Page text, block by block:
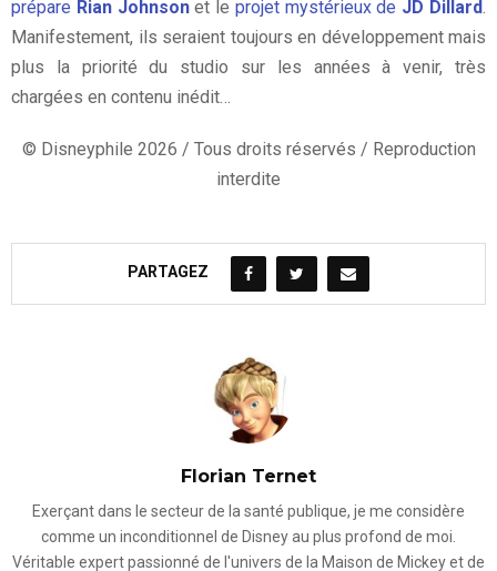
prépare Rian Johnsonet le projet mystérieux de JD Dillard
Manifestement, ils seraient toujours en développement mais
plus la priorité du studio sur les années à venir, très
chargées en contenu inédit…
© Disneyphile 2026 / Tous droits réservés / Reproduction
interdite
PARTAGEZ
Florian Ternet
Exerçant dans le secteur de la santé publique, je me considère
comme un inconditionnel de Disney au plus profond de moi.
Véritable expert passionné de l'univers de la Maison de Mickey et de